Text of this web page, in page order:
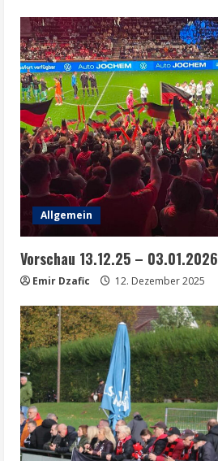
Allgemein
Vorschau 13.12.25 – 03.01.2026
Emir Dzafic 12. Dezember 2025